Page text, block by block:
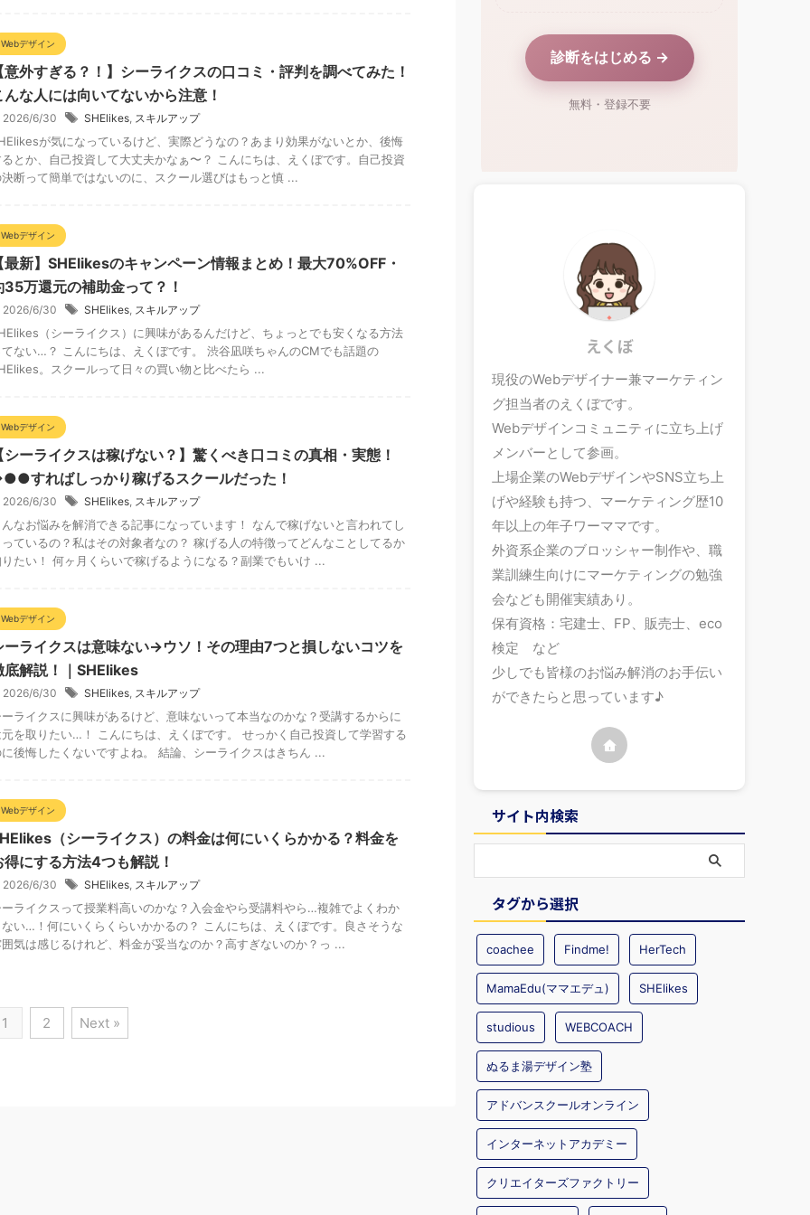
Webデザイン
意外すぎる？！】シーライクスの口コミ・評判を調べてみた！
んな人には向いてないから注意！
2026/6/30 SHElikes, スキルアップ
が気になっているけど、実際どうなの？あまり効果がないとか、後悔
とか、自己投資して大丈夫かなぁ〜？ こんにちは、えくぼです。自己投資
断って簡単ではないのに、スクール選びはもっと慎 ...
Webデザイン
最新】SHElikesのキャンペーン情報まとめ！最大70%OFF・
35万還元の補助金って？！
2026/6/30 SHElikes, スキルアップ
（シーライクス）に興味があるんだけど、ちょっとでも安くなる方法
ない…？ こんにちは、えくぼです。 渋谷凪咲ちゃんのCMでも話題の
。スクールって日々の買い物と比べたら ...
Webデザイン
シーライクスは稼げない？】驚くべき口コミの真相・実態！
すればしっかり稼げるスクールだった！
2026/6/30 SHElikes, スキルアップ
なお悩みを解消できる記事になっています！ なんで稼げないと言われてし
ているの？私はその対象者なの？ 稼げる人の特徴ってどんなことしてるか
たい！ 何ヶ月くらいで稼げるようになる？副業でもいけ ...
Webデザイン
ーライクスは意味ない→ウソ！その理由7つと損しないコツを
底解説！｜SHElikes
2026/6/30 SHElikes, スキルアップ
ライクスに興味があるけど、意味ないって本当なのかな？受講するからに
を取りたい…！ こんにちは、えくぼです。 せっかく自己投資して学習する
後悔したくないですよね。 結論、シーライクスはきちん ...
Webデザイン
（シーライクス）の料金は何にいくらかかる？料金を
得にする方法4つも解説！
2026/6/30 SHElikes, スキルアップ
ライクスって授業料高いのかな？入会金やら受講料やら…複雑でよくわか
い…！何にいくらくらいかかるの？ こんにちは、えくぼです。良さそうな
気は感じるけれど、料金が妥当なのか？高すぎないのか？っ ...
1 2 Next »
えくぼ
現役のWebデザイナー兼マーケティン
グ担当者のえくぼです。
Webデザインコミュニティに立ち上げ
メンバーとして参画。
上場企業のWebデザインやSNS立ち上
げや経験も持つ、マーケティング歴10
年以上の年子ワーママです。
外資系企業のブロッシャー制作や、職
業訓練生向けにマーケティングの勉強
会なども開催実績あり。
保有資格：宅建士、FP、販売士、eco
検定 など
少しでも皆様のお悩み解消のお手伝い
ができたらと思っています♪
サイト内検索
タグから選択
coachee Findme! HerTech
MamaEdu(ママエデュ) SHElikes
studious WEBCOACH
ぬるま湯デザイン塾
アドバンスクールオンライン
インターネットアカデミー
クリエイターズファクトリー